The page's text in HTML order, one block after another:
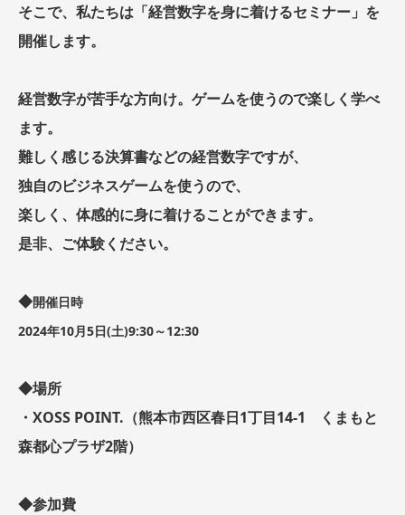
そこで、私たちは「経営数字を身に着けるセミナー」を
開催します。
経営数字が苦手な方向け。ゲームを使うので楽しく学べ
ます。
難しく感じる決算書などの経営数字ですが、
独自のビジネスゲームを使うので、
楽しく、体感的に身に着けることができます。
是非、ご体験ください。
◆開催日時
2024年10月5日(土)9:30～12:30
◆場所
・XOSS POINT.（熊本市西区春日1丁目14-1 くまもと
森都心プラザ2階）
◆参加費